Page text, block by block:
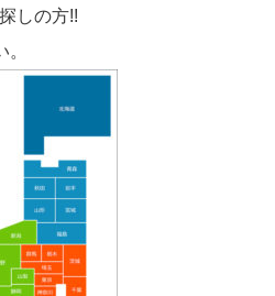
しの方!!